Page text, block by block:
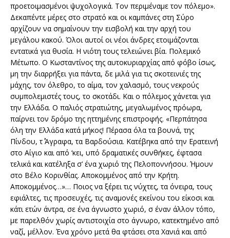
προετοιμασμένοι ψυχολογικά. Τον περιμέναμε τον πόλεμο».
Δεκαπέντε μέρες στο στρατό και οι καμπάνες στη Σύρο
αρχίζουν να σημαίνουν την εισβολή και την αρχή του
μεγάλου κακού. Όλοι αυτοί οι νέοι άνδρες ετοιμάζονται
εντατικά για θυσία. Η νιότη τους τελειώνει βία. Πολεμικό
Μέτωπο. Ο Κωσταντίνος της αυτοκυριαρχίας από φόβο ίσως,
μη την διαρρήξει για πάντα, δε μιλά για τις σκοτεινιές της
μάχης, τον όλεθρο, το αίμα, τον χαλασμό, τους νεκρούς
συμπολεμιστές τους, το σκοτάδι. Και ο πόλεμος χάνεται για
την Ελλάδα. Ο παλιός στρατιώτης, μεγαλωμένος πρόωρα,
παίρνει τον δρόμο της ηττημένης επιστροφής. «Περπάτησα
όλη την Ελλάδα κατά μήκος! Πέρασα όλα τα βουνά, της
Πίνδου, τ΄ Άγραφα, τα Βαρδούσια. Κατέβηκα από την Ερατεινή
στο Αίγιο και από ‘κει, υπό δραματικές συνθήκες, έφτασα
τελικά και κατέληξα σ’ ένα χωριό της Πελοποννήσου. Ήμουν
στο Βέλο Κορινθίας. Αποκομμένος από την Κρήτη.
Αποκομμένος…»… Ποιος να ξέρει τις νύχτες, τα όνειρα, τους
εφιάλτες, τις προσευχές, τις αναμονές εκείνου του είκοσι και
κάτι ετών άντρα, σε ένα άγνωστο χωριό, σ έναν άλλον τόπο,
με παρελθόν χωρίς αντιστοιχία στο άγνωρο, κατεκτημένο από
ναζί, μέλλον. Ένα χρόνο μετά θα φτάσει στα Χανιά και από